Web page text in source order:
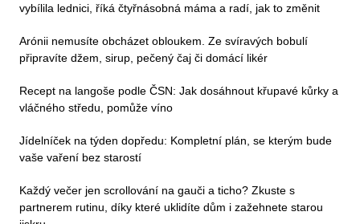
vybílila lednici, říká čtyřnásobná máma a radí, jak to změnit
Arónii nemusíte obcházet obloukem. Ze svíravých bobulí
připravíte džem, sirup, pečený čaj či domácí likér
Recept na langoše podle ČSN: Jak dosáhnout křupavé kůrky a
vláčného středu, pomůže víno
Jídelníček na týden dopředu: Kompletní plán, se kterým bude
vaše vaření bez starostí
Každý večer jen scrollování na gauči a ticho? Zkuste s
partnerem rutinu, díky které uklidíte dům i zažehnete starou